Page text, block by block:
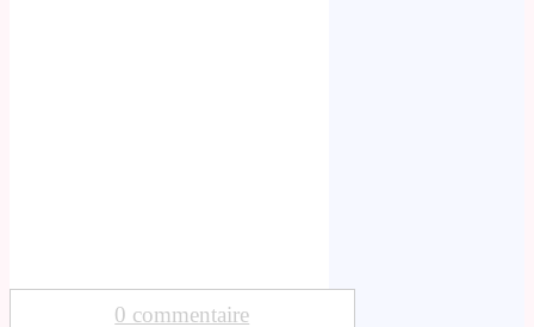
0 commentaire